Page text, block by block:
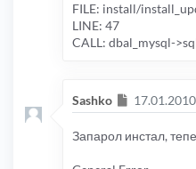
FILE: install/
LINE: 47
CALL: dbal_mysql-
Sashko Сообщение
17.01.2010
Запарол инстал,